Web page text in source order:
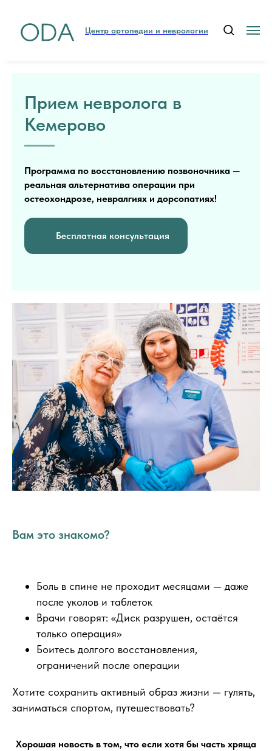
Центр ортопедии и неврологии
Прием невролога в
Кемерово
Программа по восстановлению позвоночника —
реальная альтернатива операции при
остеохондрозе, невралгиях и дорсопатиях!
Бесплатная консультация
Вам это знакомо?
Боль в спине не проходит месяцами — даже
после уколов и таблеток
Врачи говорят: «Диск разрушен, остаётся
только операция»
Боитесь долгого восстановления,
ограничений после операции
Хотите сохранить активный образ жизни — гулять,
заниматься спортом, путешествовать?
Хорошая новость в том, что если хотя бы часть хряща